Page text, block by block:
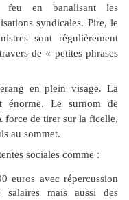
feu en banalisant les
syndicales. Pire, le
sont régulièrement
de « petites phrases
en plein visage. La
énorme. Le surnom de
force de tirer sur la ficelle,
au sommet.
sociales comme :
euros avec répercussion
salaires mais aussi des